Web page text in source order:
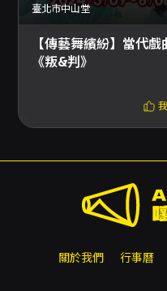
售價 10% 手續費
購買。 - 線上退票
幣全額支付之訂單
單功能；每日
金購票，退票需依
取紙本票，可選擇
郵戳為憑，相關退
與點數，並在扣除
文化幣或點數已逾
還或展延。 - 優惠
該組合頁面之注意
臺北市中山堂
【傳藝舞繽紛】當代戲
《叛&判》
關於我們 行事曆